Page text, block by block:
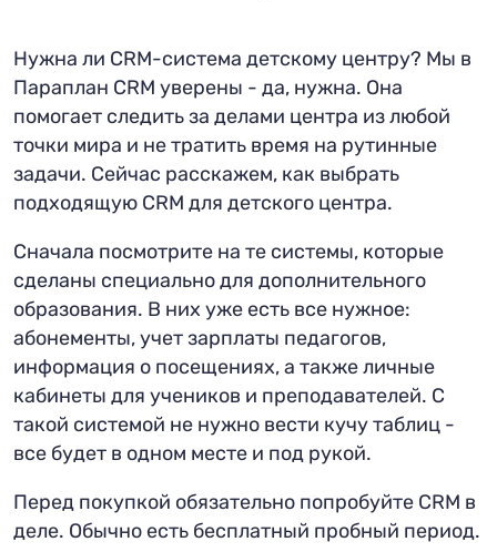
Нужна ли CRM-система детскому центру? Мы в
Параплан CRM уверены - да, нужна. Она
помогает следить за делами центра из любой
точки мира и не тратить время на рутинные
задачи. Сейчас расскажем, как выбрать
подходящую CRM для детского центра.
Сначала посмотрите на те системы, которые
сделаны специально для дополнительного
образования. В них уже есть все нужное:
абонементы, учет зарплаты педагогов,
информация о посещениях, а также личные
кабинеты для учеников и преподавателей. С
такой системой не нужно вести кучу таблиц -
все будет в одном месте и под рукой.
Перед покупкой обязательно попробуйте CRM в
деле. Обычно есть бесплатный пробный период.